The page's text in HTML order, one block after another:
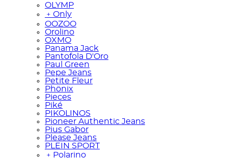
OLYMP
﹢ Only
OOZOO
Orolino
OXMO
Panama Jack
Pantofola D'Oro
Paul Green
Pepe Jeans
Petite Fleur
Phönix
Pieces
Piké
PIKOLINOS
Pioneer Authentic Jeans
Pius Gabor
Please Jeans
PLEIN SPORT
﹢ Polarino